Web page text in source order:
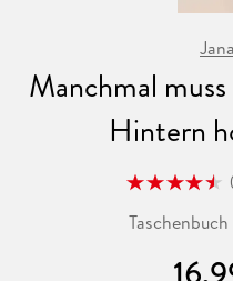
Manchmal
Hintern
Taschenbuch